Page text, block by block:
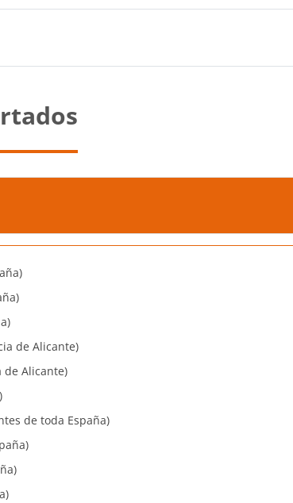
de Alicante)
Alicante)
de toda España)